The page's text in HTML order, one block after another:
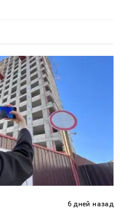
6 дней назад